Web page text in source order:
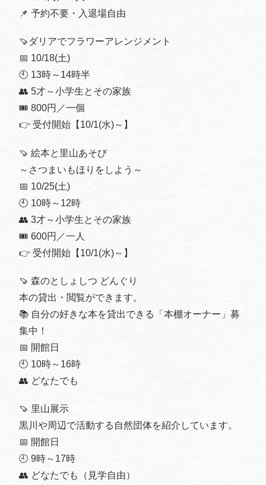
📌 予約不要・入退場自由
🍠ダリアでフラワーアレンジメント
📅 10/18(土)
🕙 13時～14時半
👥 5才～小学生とその家族
🎟️ 800円／一個
👉 受付開始【10/1(水)～】
🍠 絵本と里山あそび
～さつまいもほりをしよう～
📅 10/25(土)
🕙 10時～12時
👥 3才～小学生とその家族
🎟️ 600円／一人
👉 受付開始【10/1(水)～】
🍠 森のとしょしつ どんぐり
本の貸出・閲覧ができます。
📚 自分の好きな本を貸出できる「本棚オーナー」募
集中！
📅 開館日
🕙 10時～16時
👥 どなたでも
🍠 里山展示
黒川や周辺で活動する自然団体を紹介しています。
📅 開館日
🕘 9時～17時
👥 どなたでも（見学自由）